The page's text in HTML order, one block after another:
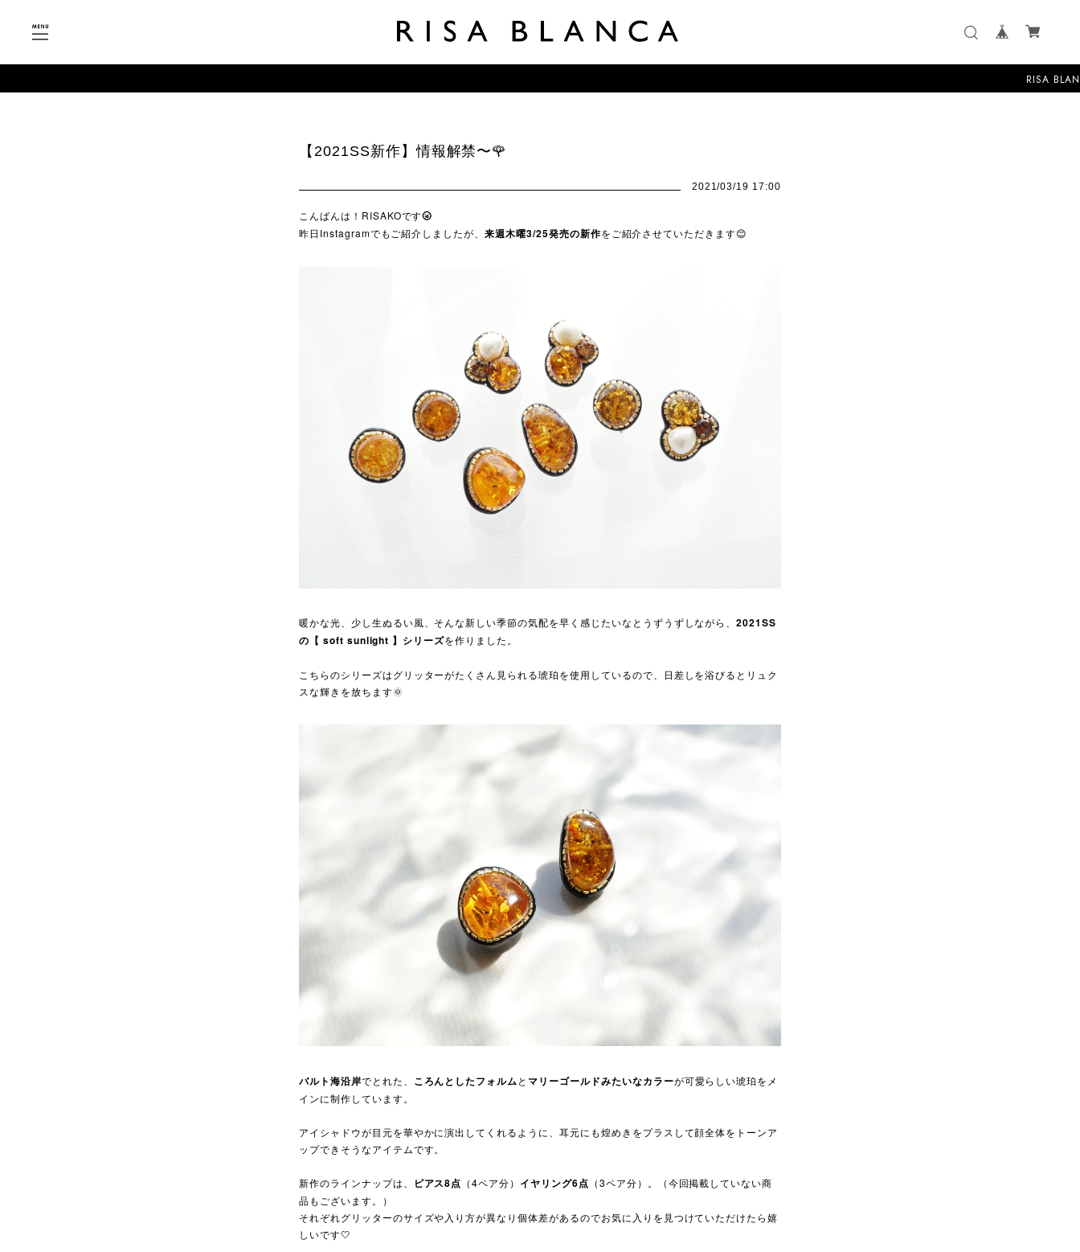
RISA BLANCAはいつで
【2021SS新作】情報解禁〜🌹
2021/03/19 17:00
こんばんは！RISAKOです🌝
昨日Instagramでもご紹介しましたが、来週木曜3/25発売の新作をご紹介させていただきます😊
暖かな光、少し生ぬるい風、そんな新しい季節の気配を早く感じたいなとうずうずしながら、2021SS
の【 soft sunlight 】シリーズを作りました。
こちらのシリーズはグリッターがたくさん見られる琥珀を使用しているので、日差しを浴びるとリュク
スな輝きを放ちます🌞
バルト海沿岸でとれた、 ころんとしたフォルムと マリーゴールドみたいなカラーが可愛らしい琥珀をメ
インに制作しています。
アイシャドウが目元を華やかに演出してくれるように、耳元にも煌めきをプラスして顔全体をトーンア
ップできそうなアイテムです。
新作のラインナップは、 ピアス8点 （4ペア分） イヤリング6点 （3ペア分）。（今回掲載していない商
品もございます。）
それぞれグリッターのサイズや入り方が異なり個体差があるのでお気に入りを見つけていただけたら嬉
しいです🤍